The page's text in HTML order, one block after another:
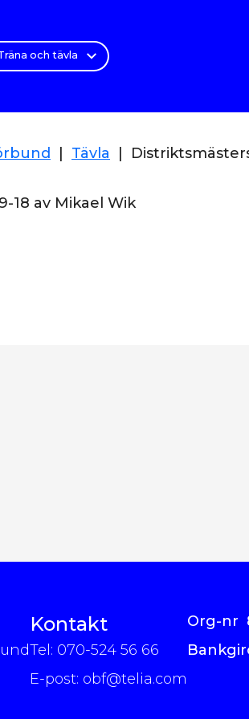
och tävla
Tävla
18 av Mikael Wik
Kontakt
Tel: 070-524 56 66
E-post: obf@telia.com
Org-nr